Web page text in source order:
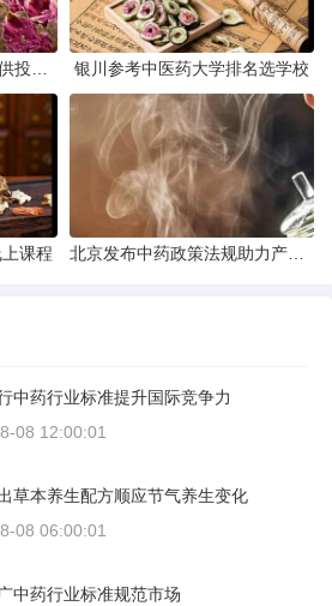
银川参考中医药大学排名选学校
课程
中药行业标准提升国际竞争力
08 12:00:01
草本养生配方顺应节气养生变化
08 06:00:01
中药行业标准规范市场